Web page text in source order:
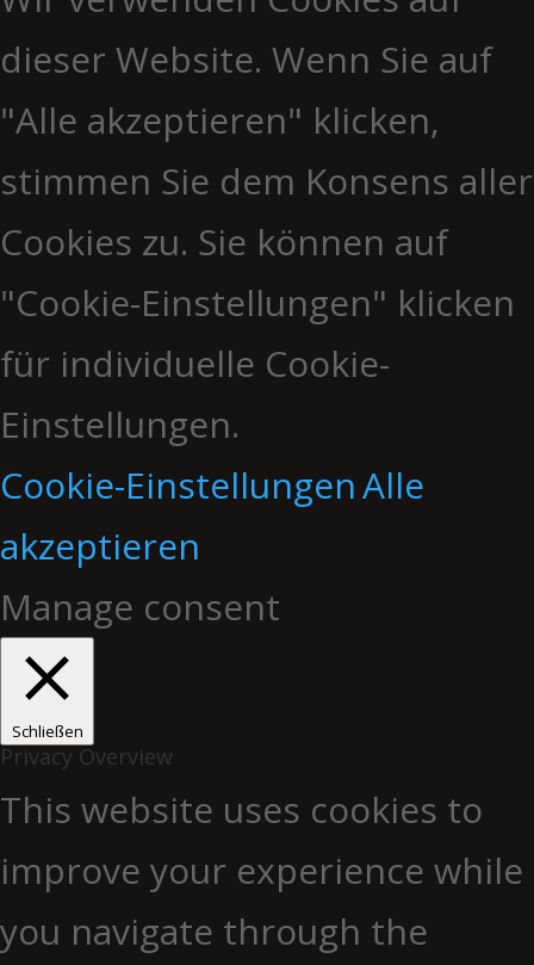
dieser Website. Wenn Sie auf
"Alle akzeptieren" klicken,
stimmen Sie dem Konsens aller
Cookies zu. Sie können auf
"Cookie-Einstellungen" klicken
für individuelle Cookie-
Einstellungen.
Cookie-EinstellungenAlle
akzeptieren
Manage consent
Schließen
Privacy Overview
This website uses cookies to
improve your experience while
you navigate through the